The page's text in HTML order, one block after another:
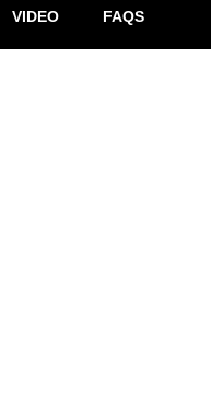
VIDEO FAQS